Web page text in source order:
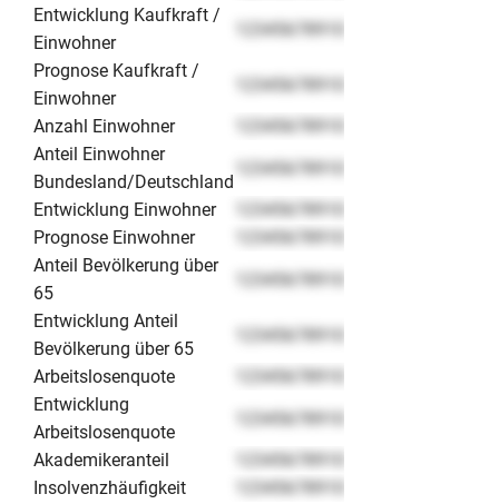
Entwicklung Kaufkraft /
Einwohner
12345678910
Prognose Kaufkraft /
Einwohner
12345678910
Anzahl Einwohner
12345678910
Anteil Einwohner
Bundesland/Deutschland
12345678910
Entwicklung Einwohner
12345678910
Prognose Einwohner
12345678910
Anteil Bevölkerung über
65
12345678910
Entwicklung Anteil
Bevölkerung über 65
12345678910
Arbeitslosenquote
12345678910
Entwicklung
Arbeitslosenquote
12345678910
Akademikeranteil
12345678910
Insolvenzhäufigkeit
12345678910